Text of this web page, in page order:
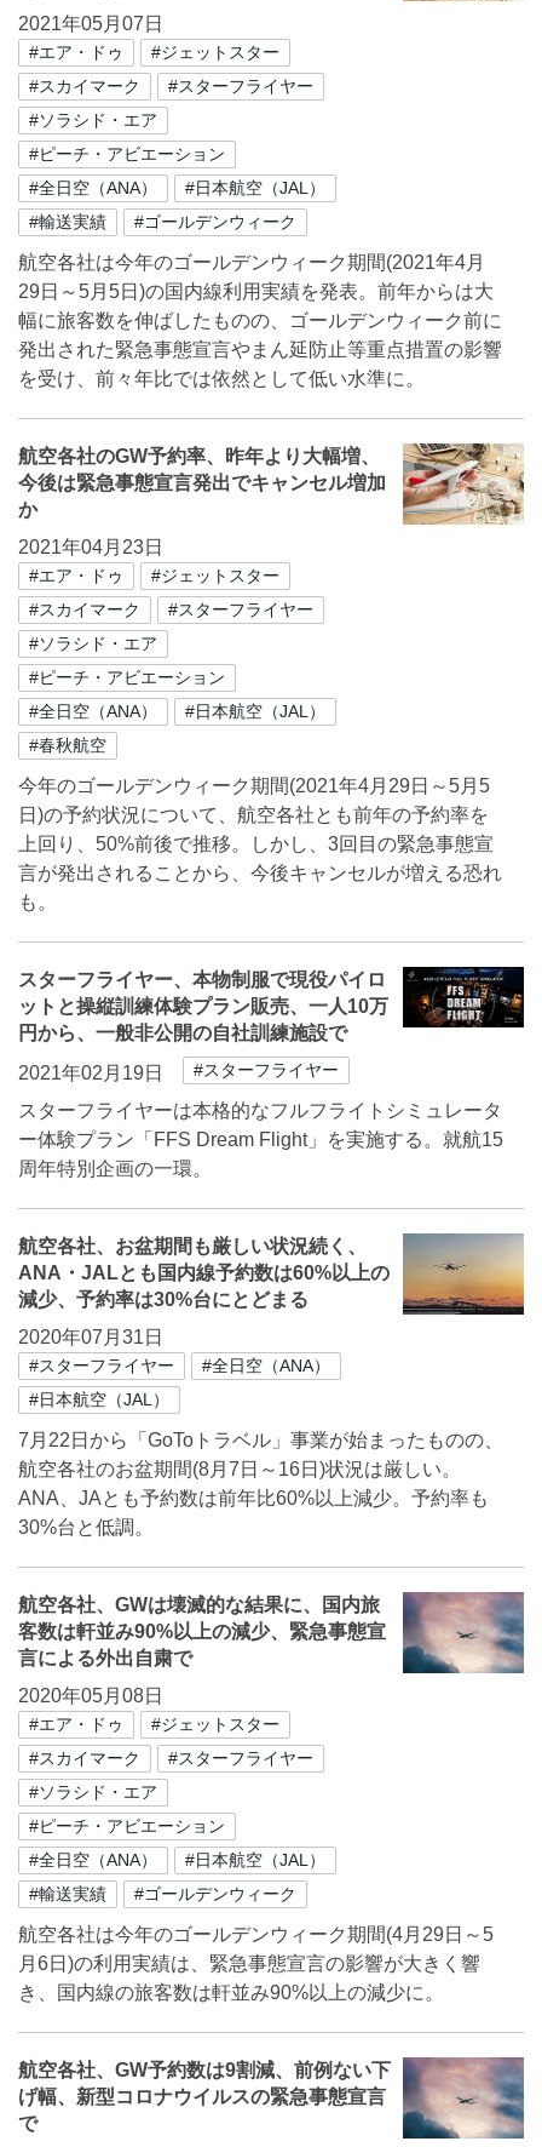
2021年05月07日
#エア・ドゥ
#ジェットスター
#スカイマーク
#スターフライヤー
#ソラシド・エア
#ピーチ・アビエーション
#全日空（ANA）
#日本航空（JAL）
#輸送実績
#ゴールデンウィーク
航空各社は今年のゴールデンウィーク期間(2021年4月
29日～5月5日)の国内線利用実績を発表。前年からは大
幅に旅客数を伸ばしたものの、ゴールデンウィーク前に
発出された緊急事態宣言やまん延防止等重点措置の影響
を受け、前々年比では依然として低い水準に。
航空各社のGW予約率、昨年より大幅増、
今後は緊急事態宣言発出でキャンセル増加
か
2021年04月23日
#エア・ドゥ
#ジェットスター
#スカイマーク
#スターフライヤー
#ソラシド・エア
#ピーチ・アビエーション
#全日空（ANA）
#日本航空（JAL）
#春秋航空
今年のゴールデンウィーク期間(2021年4月29日～5月5
日)の予約状況について、航空各社とも前年の予約率を
上回り、50%前後で推移。しかし、3回目の緊急事態宣
言が発出されることから、今後キャンセルが増える恐れ
も。
スターフライヤー、本物制服で現役パイロ
ットと操縦訓練体験プラン販売、一人10万
円から、一般非公開の自社訓練施設で
2021年02月19日
#スターフライヤー
スターフライヤーは本格的なフルフライトシミュレータ
ー体験プラン「FFS Dream Flight」を実施する。就航15
周年特別企画の一環。
航空各社、お盆期間も厳しい状況続く、
ANA・JALとも国内線予約数は60%以上の
減少、予約率は30%台にとどまる
2020年07月31日
#スターフライヤー
#全日空（ANA）
#日本航空（JAL）
7月22日から「GoToトラベル」事業が始まったものの、
航空各社のお盆期間(8月7日～16日)状況は厳しい。
ANA、JAとも予約数は前年比60%以上減少。予約率も
30%台と低調。
航空各社、GWは壊滅的な結果に、国内旅
客数は軒並み90%以上の減少、緊急事態宣
言による外出自粛で
2020年05月08日
#エア・ドゥ
#ジェットスター
#スカイマーク
#スターフライヤー
#ソラシド・エア
#ピーチ・アビエーション
#全日空（ANA）
#日本航空（JAL）
#輸送実績
#ゴールデンウィーク
航空各社は今年のゴールデンウィーク期間(4月29日～5
月6日)の利用実績は、緊急事態宣言の影響が大きく響
き、国内線の旅客数は軒並み90%以上の減少に。
航空各社、GW予約数は9割減、前例ない下
げ幅、新型コロナウイルスの緊急事態宣言
で